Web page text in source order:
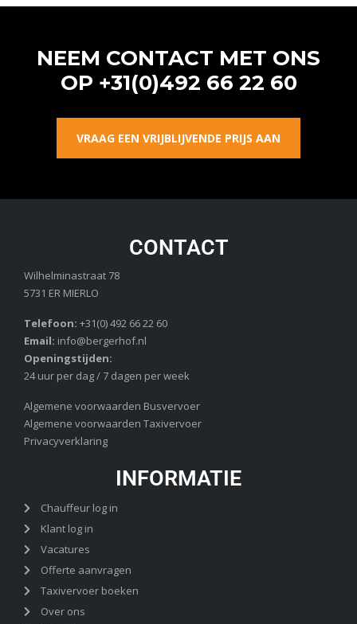
NEEM CONTACT MET ONS
OP +31(0)492 66 22 60
VRAAG EEN VRIJBLIJVENDE PRIJS AAN
CONTACT
Wilhelminastraat 78
5731 ER MIERLO
Telefoon: +31(0) 492 66 22 60
Email: info@bergerhof.nl
Openingstijden:
24 uur per dag / 7 dagen per week
Algemene voorwaarden Busvervoer
Algemene voorwaarden Taxivervoer
Privacyverklaring
INFORMATIE
Chauffeur log in
Klant log in
Vacatures
Offerte aanvragen
Taxivervoer boeken
Over ons